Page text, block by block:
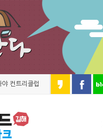
야 컨트리클럽